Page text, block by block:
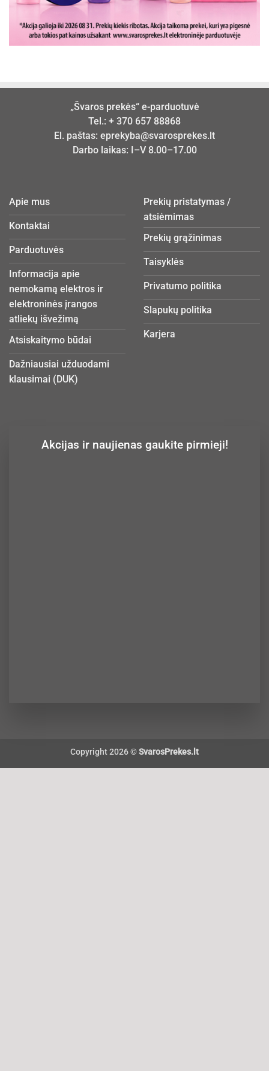
„Švaros prekės“ e-parduotuvė
Tel.: + 370 657 88868
El. paštas: eprekyba@svarosprekes.lt
Darbo laikas: I–V 8.00–17.00
Apie mus
Kontaktai
Parduotuvės
Informacija apie
nemokamą elektros ir
elektroninės įrangos
atliekų išvežimą
Atsiskaitymo būdai
Dažniausiai užduodami
klausimai (DUK)
Prekių pristatymas /
atsiėmimas
Prekių grąžinimas
Taisyklės
Privatumo politika
Slapukų politika
Karjera
Akcijas ir naujienas gaukite pirmieji!
Copyright 2026 ©SvarosPrekes.lt